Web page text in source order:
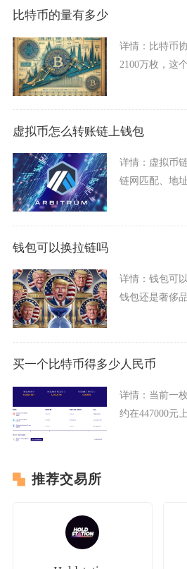
比特币的量有多少
详情： 比特币
2100万枚，这
虚拟币怎么转账链上钱包
详情： 虚拟币
链网匹配、地
钱包可以换拉链吗
详情： 钱包可
钱包还是奢侈
买一个比特币得多少人民币
详情： 当前一
约在447000元
推荐交易所